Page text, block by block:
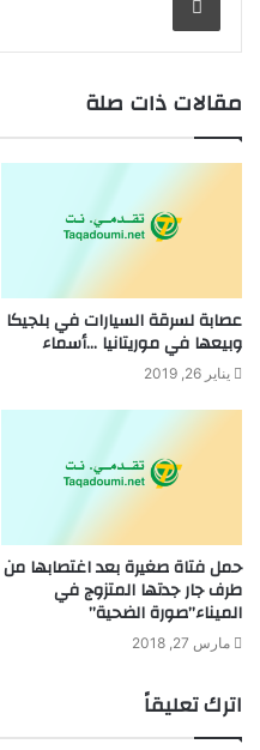
مقالات ذات صلة
عصابة لسرقة السيارات في بلجيكا
وبيعها في موريتانيا …أسماء
يناير 26, 2019
حمل فتاة صغيرة بعد اغتصابها من
طرف جار جدتها المتزوج في
الميناء”صورة الضحية”
مارس 27, 2018
اترك تعليقاً